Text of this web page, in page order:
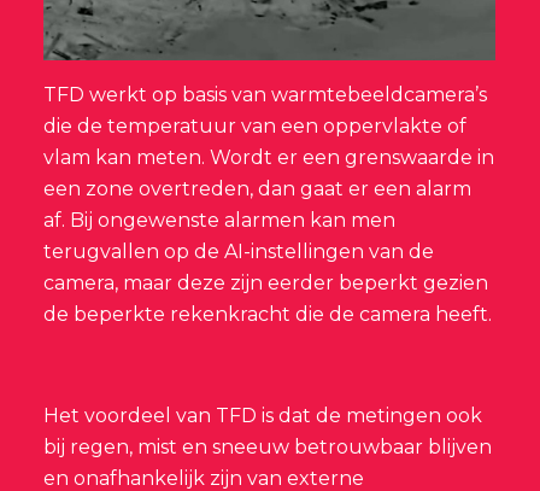
TFD werkt op basis van warmtebeeldcamera’s
die de temperatuur van een oppervlakte of
vlam kan meten. Wordt er een grenswaarde in
een zone overtreden, dan gaat er een alarm
af. Bij ongewenste alarmen kan men
terugvallen op de AI-instellingen van de
camera, maar deze zijn eerder beperkt gezien
de beperkte rekenkracht die de camera heeft.
Het voordeel van TFD is dat de metingen ook
bij regen, mist en sneeuw betrouwbaar blijven
en onafhankelijk zijn van externe